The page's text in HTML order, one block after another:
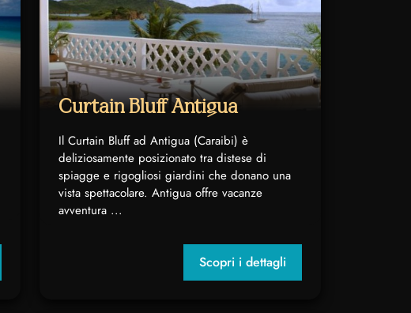
Curtain Bluff Antigua
Il Curtain Bluff ad Antigua (Caraibi) è
deliziosamente posizionato tra distese di
spiagge e rigogliosi giardini che donano una
vista spettacolare. Antigua offre vacanze
avventura ...
Scopri i dettagli